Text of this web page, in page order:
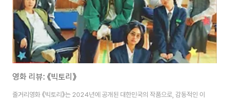
영화 리뷰: 《빅토리》
줄거리영화 《빅토리》는 2024년에 공개된 대한민국의 작품으로, 감동적인 이